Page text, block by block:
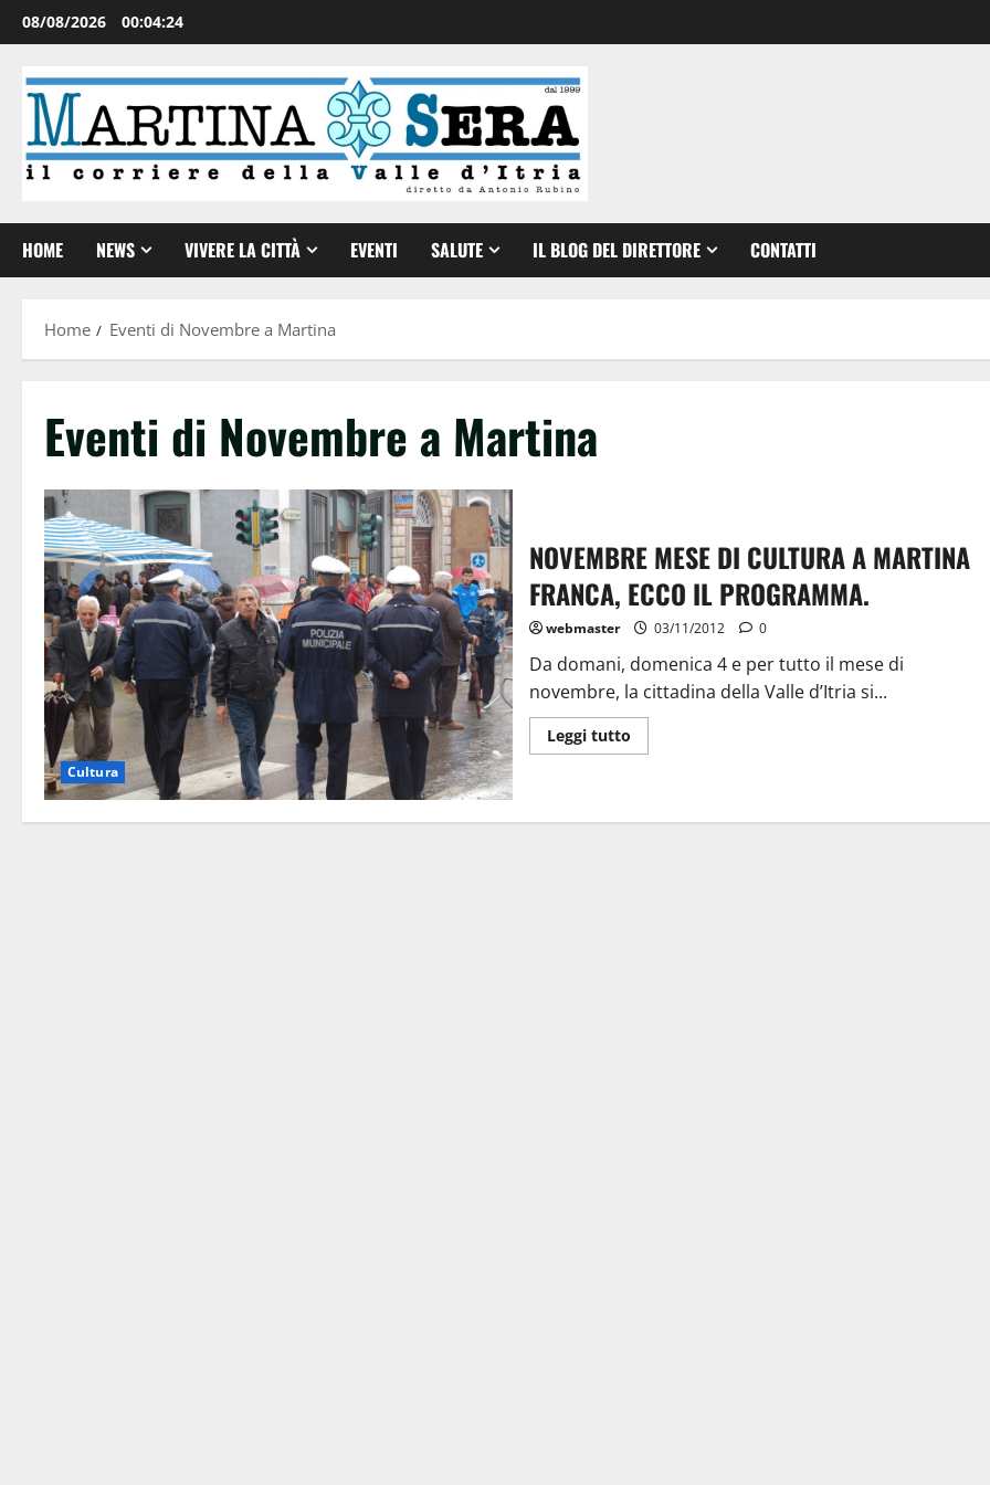
08/08/2026 00:04:25
HOME NEWS VIVERE LA CITTÀ EVENTI SALUTE IL BLOG DEL DIRETTORE CONTATTI
Home Eventi di Novembre a Martina
Eventi di Novembre a Martina
Cultura
NOVEMBRE MESE DI CULTURA A MARTINA
FRANCA, ECCO IL PROGRAMMA.
webmaster 03/11/2012 0
Da domani, domenica 4 e per tutto il mese di
novembre, la cittadina della Valle d’Itria si...
Leggi tutto